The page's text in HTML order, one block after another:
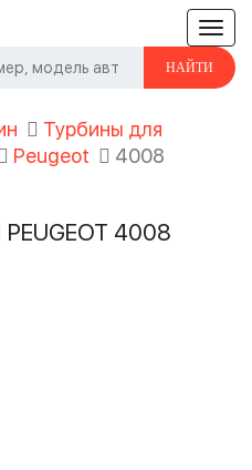
НАЙТИ
Турбины для
Peugeot 4008
4008